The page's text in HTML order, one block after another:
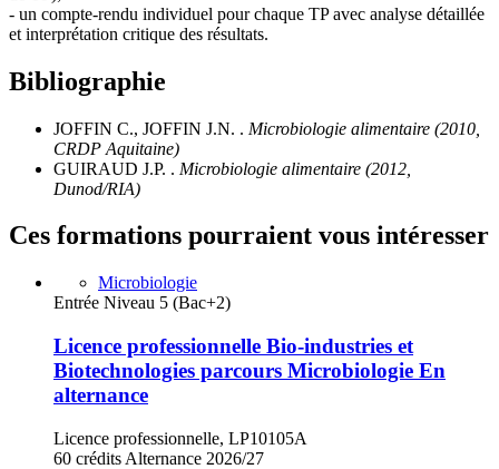
- un compte-rendu individuel pour chaque TP avec analyse détaillée
et interprétation critique des résultats.
Bibliographie
JOFFIN C., JOFFIN J.N. . Microbiologie alimentaire (2010,
CRDP Aquitaine)
GUIRAUD J.P. . Microbiologie alimentaire (2012,
Dunod/RIA)
Ces formations pourraient vous intéresser
Microbiologie
Entrée Niveau 5 (Bac+2)
Licence professionnelle Bio-industries et
Biotechnologies parcours Microbiologie En
alternance
Licence professionnelle, LP10105A
60 crédits Alternance 2026/27